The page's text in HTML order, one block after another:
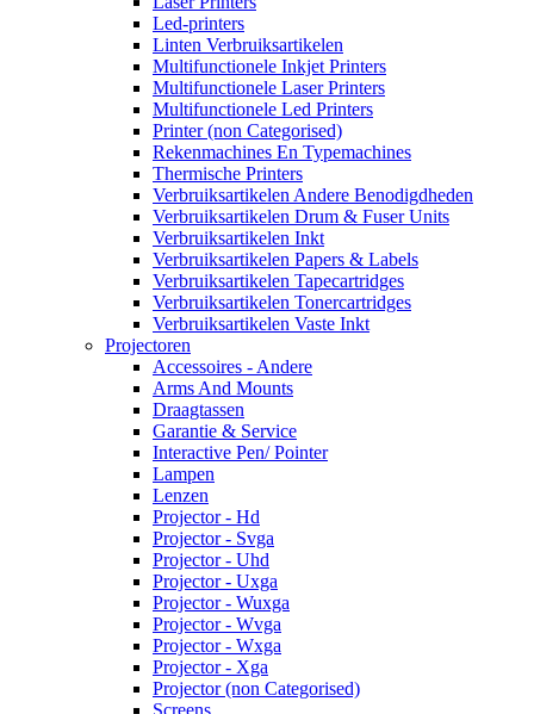
Led-printers
Linten Verbruiksartikelen
Multifunctionele Inkjet Printers
Multifunctionele Laser Printers
Multifunctionele Led Printers
Printer (non Categorised)
Rekenmachines En Typemachines
Thermische Printers
Verbruiksartikelen Andere Benodigdheden
Verbruiksartikelen Drum & Fuser Units
Verbruiksartikelen Inkt
Verbruiksartikelen Papers & Labels
Verbruiksartikelen Tapecartridges
Verbruiksartikelen Tonercartridges
Verbruiksartikelen Vaste Inkt
Projectoren
Accessoires - Andere
Arms And Mounts
Draagtassen
Garantie & Service
Interactive Pen/ Pointer
Lampen
Lenzen
Projector - Hd
Projector - Svga
Projector - Uhd
Projector - Uxga
Projector - Wuxga
Projector - Wvga
Projector - Wxga
Projector - Xga
Projector (non Categorised)
Screens